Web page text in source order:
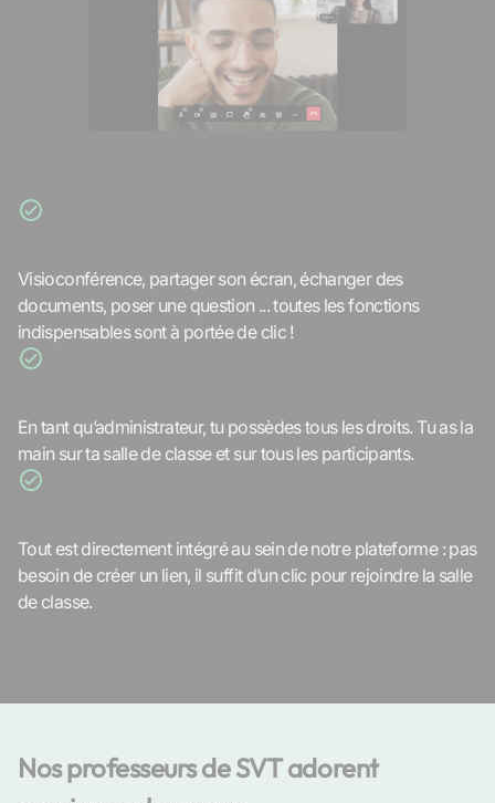
Visioconférence, partager son écran, échanger des
documents, poser une question ... toutes les fonctions
indispensables sont à portée de clic !
En tant qu’administrateur, tu possèdes tous les droits. Tu as la
main sur ta salle de classe et sur tous les participants.
Tout est directement intégré au sein de notre plateforme : pas
besoin de créer un lien, il suffit d’un clic pour rejoindre la salle
de classe.
Nos professeurs de SVT adorent